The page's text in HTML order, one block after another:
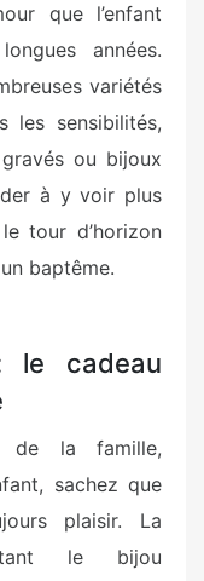
que l’enfant
années.
variétés
les sensibilités,
ou bijoux
à y voir plus
tour d’horizon
baptême.
le cadeau
de la famille,
sachez que
plaisir. La
le bijou